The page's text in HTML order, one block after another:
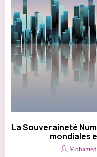
La Souveraineté
mondiales